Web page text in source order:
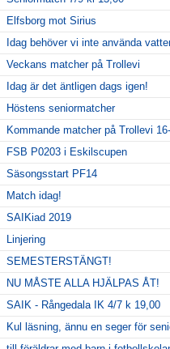
Elfsborg mot Sirius
Idag behöver vi inte använda
Veckans matcher på Trollevi
Idag är det äntligen dags igen!
Höstens seniormatcher
Kommande matcher på Trollevi
FSB P0203 i Eskilscupen
Säsongsstart PF14
Match idag!
SAIKiad 2019
Linjering
SEMESTERSTÄNGT!
NU MÅSTE ALLA HJÄLPAS ÅT!
SAIK - Rångedala IK 4/7 k 19,00
Kul läsning, ännu en seger för